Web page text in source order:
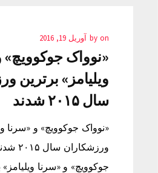
by on آوریل 19, 2016
«نوواک جوکوویچ»
ویلیامز» برترین
سال ۲۰۱۵ شدند
«نوواک جوکوویچ» و «سرنا
جوکوویچ» و «سرنا ویلیامز»